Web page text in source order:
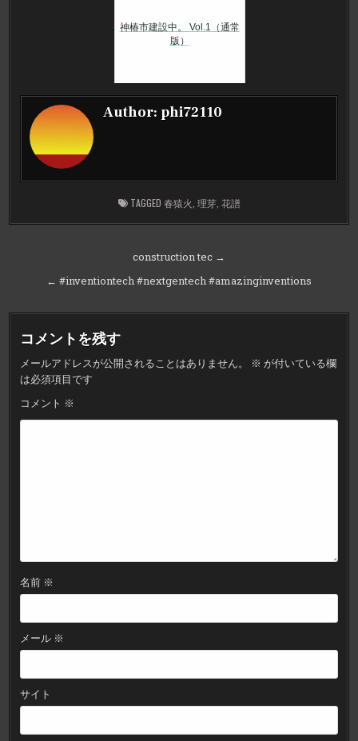
神椿市建設中。 Vol.1（通常
版）
Author: phi72110
TAGGED 春猿火 理芽, 花譜
ゲ
ー
シ
ョ
construction tec →
← #inventiontech #nextgentech #amazinginventions
コメントを残す
メールアドレスが公開されることはありません。 ※ が付いている欄
は必須項目です
コメント ※
名前 ※
メール ※
サイト